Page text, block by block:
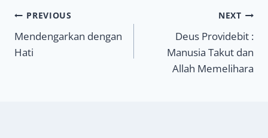
Navigasi
pos
PREVIOUS
Mendengarkan dengan
Hati
NEXT
Deus Providebit :
Manusia Takut dan
Allah Memelihara